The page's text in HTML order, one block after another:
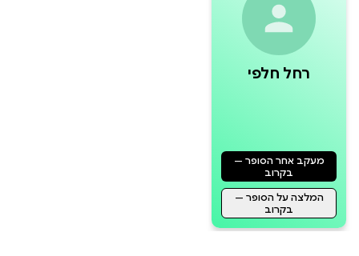
רחל חלפי
מעקב אחר הסופר —
בקרוב
המלצה על הסופר —
בקרוב